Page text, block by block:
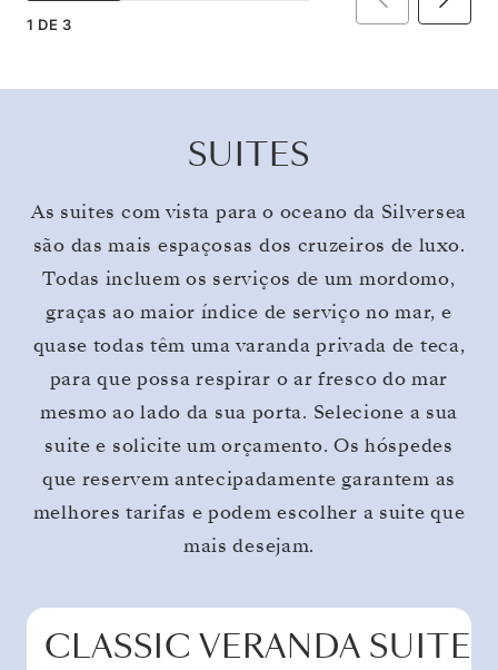
1 DE 3
SUITES
As suites com vista para o oceano da Silversea
são das mais espaçosas dos cruzeiros de luxo.
Todas incluem os serviços de um mordomo,
graças ao maior índice de serviço no mar, e
quase todas têm uma varanda privada de teca,
para que possa respirar o ar fresco do mar
mesmo ao lado da sua porta. Selecione a sua
suite e solicite um orçamento. Os hóspedes
que reservem antecipadamente garantem as
melhores tarifas e podem escolher a suite que
mais desejam.
CLASSIC VERANDA SUITE